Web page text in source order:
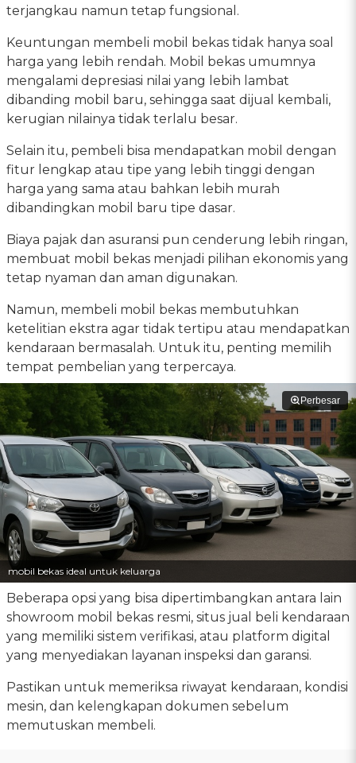
terjangkau namun tetap fungsional.
Keuntungan membeli mobil bekas tidak hanya soal
harga yang lebih rendah. Mobil bekas umumnya
mengalami depresiasi nilai yang lebih lambat
dibanding mobil baru, sehingga saat dijual kembali,
kerugian nilainya tidak terlalu besar.
Selain itu, pembeli bisa mendapatkan mobil dengan
fitur lengkap atau tipe yang lebih tinggi dengan
harga yang sama atau bahkan lebih murah
dibandingkan mobil baru tipe dasar.
Biaya pajak dan asuransi pun cenderung lebih ringan,
membuat mobil bekas menjadi pilihan ekonomis yang
tetap nyaman dan aman digunakan.
Namun, membeli mobil bekas membutuhkan
ketelitian ekstra agar tidak tertipu atau mendapatkan
kendaraan bermasalah. Untuk itu, penting memilih
tempat pembelian yang terpercaya.
Perbesar
mobil bekas ideal untuk keluarga
Beberapa opsi yang bisa dipertimbangkan antara lain
showroom mobil bekas resmi, situs jual beli kendaraan
yang memiliki sistem verifikasi, atau platform digital
yang menyediakan layanan inspeksi dan garansi.
Pastikan untuk memeriksa riwayat kendaraan, kondisi
mesin, dan kelengkapan dokumen sebelum
memutuskan membeli.